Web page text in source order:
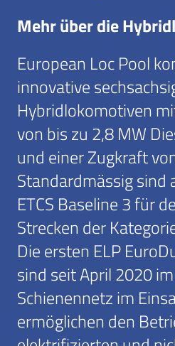
Mehr über die
European Loc Pool
innovative
Hybridlokomotiven
von bis zu 2,8 MW
und einer Zugkraft
Standardmässig sind
ETCS Baseline 3 für
Strecken der
Die ersten ELP
sind seit April 2020
Schienennetz im
ermöglichen den